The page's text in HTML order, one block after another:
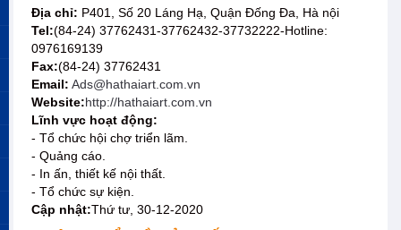
Địa chỉ: P401, Số 20 Láng Hạ, Quận Đống Đa, Hà nội
Tel:(84-24) 37762431-37762432-37732222-Hotline:
0976169139
Fax:(84-24) 37762431
Email: Ads@hathaiart.com.vn
Website:http://hathaiart.com.vn
Lĩnh vực hoạt động:
- Tổ chức hội chợ triển lãm.
- Quảng cáo.
- In ấn, thiết kế nội thất.
- Tổ chức sự kiện.
Cập nhật:Thứ tư, 30-12-2020